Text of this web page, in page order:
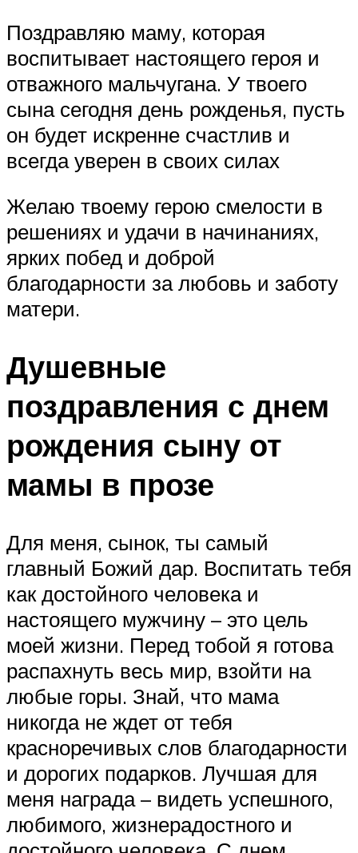
Поздравляю маму, которая
воспитывает настоящего героя и
отважного мальчугана. У твоего
сына сегодня день рожденья, пусть
он будет искренне счастлив и
всегда уверен в своих силах
Желаю твоему герою смелости в
решениях и удачи в начинаниях,
ярких побед и доброй
благодарности за любовь и заботу
матери.
Душевные
поздравления с днем
рождения сыну от
мамы в прозе
Для меня, сынок, ты самый
главный Божий дар. Воспитать тебя
как достойного человека и
настоящего мужчину – это цель
моей жизни. Перед тобой я готова
распахнуть весь мир, взойти на
любые горы. Знай, что мама
никогда не ждет от тебя
красноречивых слов благодарности
и дорогих подарков. Лучшая для
меня награда – видеть успешного,
любимого, жизнерадостного и